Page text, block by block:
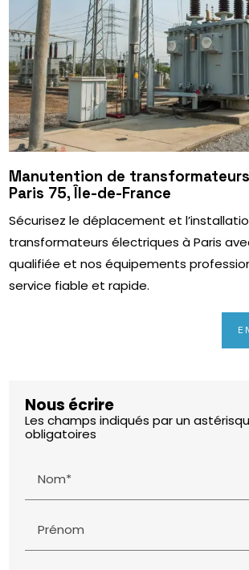
Manutention de
Paris 75, Île-de-France
Sécurisez le déplacement et
transformateurs électriques à Paris
qualifiée et nos équipements
service fiable et rapide.
Nous écrire
Les champs indiqués par un
obligatoires
Nom*
Prénom